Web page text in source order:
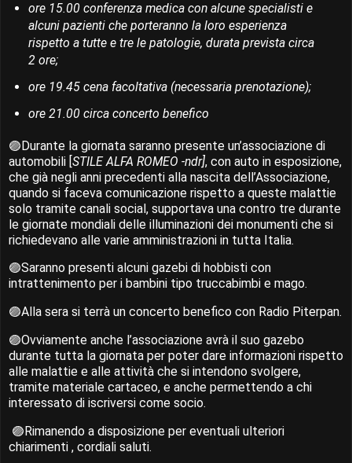
ore 15.00 conferenza medica con alcune specialisti e
alcuni pazienti che porteranno la loro esperienza
rispetto a tutte e tre le patologie, durata prevista circa
2 ore;
ore 19.45 cena facoltativa (necessaria prenotazione);
ore 21.00 circa concerto benefico
🟣Durante la giornata saranno presente un’associazione di
automobili [STILE ALFA ROMEO -ndr], con auto in esposizione,
che già negli anni precedenti alla nascita dell’Associazione,
quando si faceva comunicazione rispetto a queste malattie
solo tramite canali social, supportava una contro tre durante
le giornate mondiali delle illuminazioni dei monumenti che si
richiedevano alle varie amministrazioni in tutta Italia.
🟣Saranno presenti alcuni gazebi di hobbisti con
intrattenimento per i bambini tipo truccabimbi e mago.
🟣Alla sera si terrà un concerto benefico con Radio Piterpan.
🟣Ovviamente anche l’associazione avrà il suo gazebo
durante tutta la giornata per poter dare informazioni rispetto
alle malattie e alle attività che si intendono svolgere,
tramite materiale cartaceo, e anche permettendo a chi
interessato di iscriversi come socio.
🟣Rimanendo a disposizione per eventuali ulteriori
chiarimenti , cordiali saluti.